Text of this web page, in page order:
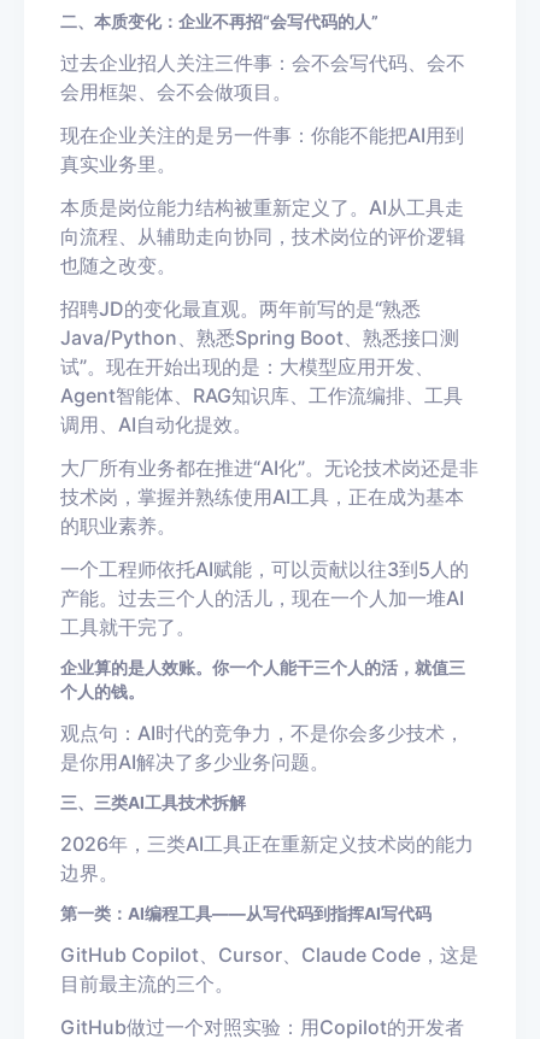
二、本质变化：企业不再招“会写代码的人”
过去企业招人关注三件事：会不会写代码、会不
会用框架、会不会做项目。
现在企业关注的是另一件事：你能不能把AI用到
真实业务里。
本质是岗位能力结构被重新定义了。AI从工具走
向流程、从辅助走向协同，技术岗位的评价逻辑
也随之改变。
招聘JD的变化最直观。两年前写的是“熟悉
Java/Python、熟悉Spring Boot、熟悉接口测
试”。现在开始出现的是：大模型应用开发、
Agent智能体、RAG知识库、工作流编排、工具
调用、AI自动化提效。
大厂所有业务都在推进“AI化”。无论技术岗还是非
技术岗，掌握并熟练使用AI工具，正在成为基本
的职业素养。
一个工程师依托AI赋能，可以贡献以往3到5人的
产能。过去三个人的活儿，现在一个人加一堆AI
工具就干完了。
企业算的是人效账。你一个人能干三个人的活，就值三
个人的钱。
观点句：AI时代的竞争力，不是你会多少技术，
是你用AI解决了多少业务问题。
三、三类AI工具技术拆解
2026年，三类AI工具正在重新定义技术岗的能力
边界。
第一类：AI编程工具——从写代码到指挥AI写代码
GitHub Copilot、Cursor、Claude Code，这是
目前最主流的三个。
GitHub做过一个对照实验：用Copilot的开发者